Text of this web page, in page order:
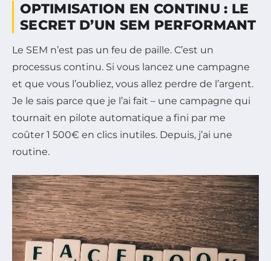
OPTIMISATION EN CONTINU : LE
SECRET D’UN SEM PERFORMANT
Le SEM n’est pas un feu de paille. C’est un
processus continu. Si vous lancez une campagne
et que vous l’oubliez, vous allez perdre de l’argent.
Je le sais parce que je l’ai fait – une campagne qui
tournait en pilote automatique a fini par me
coûter 1 500€ en clics inutiles. Depuis, j’ai une
routine.